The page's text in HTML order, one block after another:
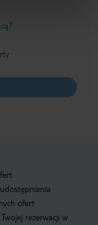
ofert
rezerwacji w